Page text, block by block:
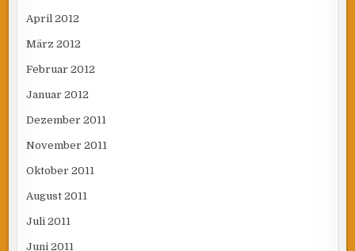
April 2012
März 2012
Februar 2012
Januar 2012
Dezember 2011
November 2011
Oktober 2011
August 2011
Juli 2011
Juni 2011